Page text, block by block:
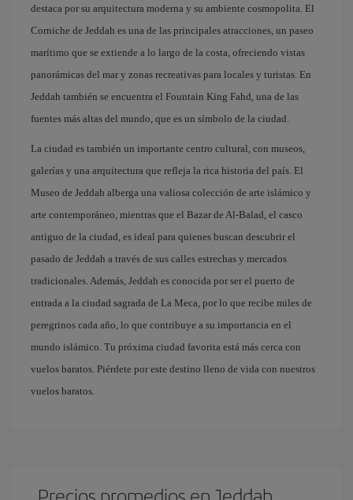
destaca por su arquitectura moderna y su ambiente cosmopolita. El
Corniche de Jeddah es una de las principales atracciones, un paseo
marítimo que se extiende a lo largo de la costa, ofreciendo vistas
panorámicas del mar y zonas recreativas para locales y turistas. En
Jeddah también se encuentra el Fountain King Fahd, una de las
fuentes más altas del mundo, que es un símbolo de la ciudad.
La ciudad es también un importante centro cultural, con museos,
galerías y una arquitectura que refleja la rica historia del país. El
Museo de Jeddah alberga una valiosa colección de arte islámico y
arte contemporáneo, mientras que el Bazar de Al-Balad, el casco
antiguo de la ciudad, es ideal para quienes buscan descubrir el
pasado de Jeddah a través de sus calles estrechas y mercados
tradicionales. Además, Jeddah es conocida por ser el puerto de
entrada a la ciudad sagrada de La Meca, por lo que recibe miles de
peregrinos cada año, lo que contribuye a su importancia en el
mundo islámico. Tu próxima ciudad favorita está más cerca con
vuelos baratos. Piérdete por este destino lleno de vida con nuestros
vuelos baratos.